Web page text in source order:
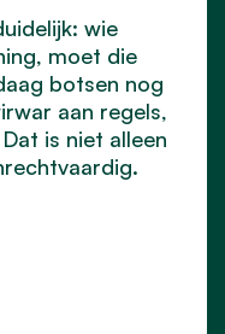
wie
moet die
botsen nog
aan regels,
is niet alleen